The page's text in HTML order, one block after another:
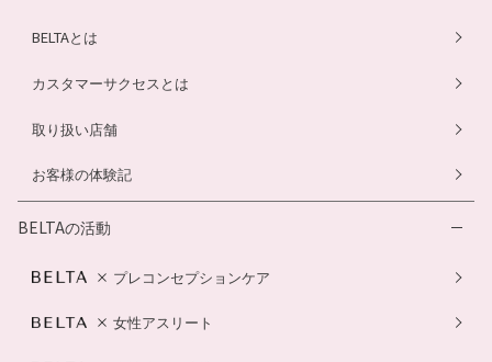
BELTAとは
カスタマーサクセスとは
取り扱い店舗
お客様の体験記
BELTAの活動
プレコンセプションケア
女性アスリート